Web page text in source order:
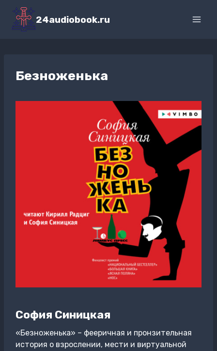
Перейти
содержимому
24audiobook.ru
Безноженька
София Синицкая
«Безноженька» – фееричная и пронзительная
история о взрослении, мести и виртуальной